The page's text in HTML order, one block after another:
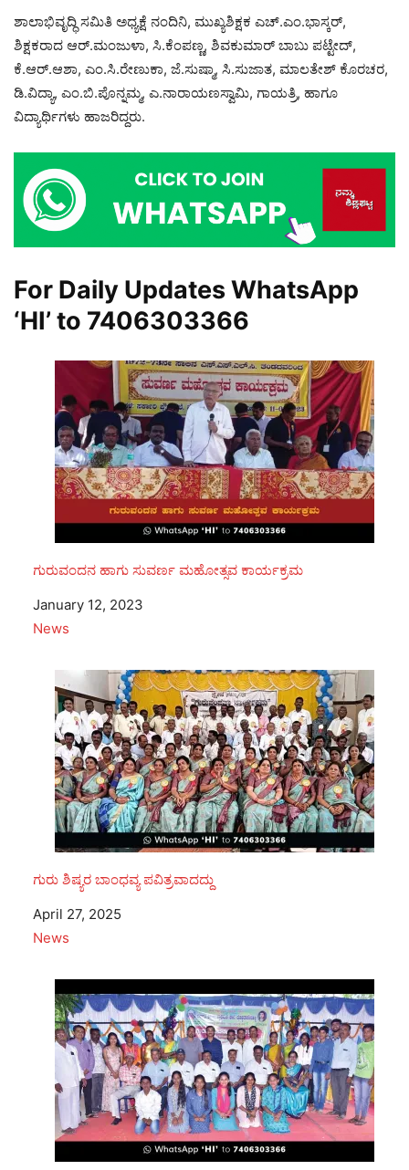
ಶಾಲಾಭಿವೃದ್ಧಿ ಸಮಿತಿ ಅಧ್ಯಕ್ಷೆ ನಂದಿನಿ, ಮುಖ್ಯಶಿಕ್ಷಕ ಎಚ್.ಎಂ.ಭಾಸ್ಕರ್,
ಶಿಕ್ಷಕರಾದ ಆರ್.ಮಂಜುಳಾ, ಸಿ.ಕೆಂಪಣ್ಣ, ಶಿವಕುಮಾರ್ ಬಾಬು ಪಟ್ಟೇದ್,
ಕೆ.ಆರ್.ಆಶಾ, ಎಂ.ಸಿ.ರೇಣುಕಾ, ಜೆ.ಸುಷ್ಮಾ, ಸಿ.ಸುಜಾತ, ಮಾಲತೇಶ್ ಕೊರಚರ,
ಡಿ.ವಿದ್ಯಾ, ಎಂ.ಬಿ.ಪೊನ್ನಮ್ಮ, ಎ.ನಾರಾಯಣಸ್ವಾಮಿ, ಗಾಯತ್ರಿ, ಹಾಗೂ
ವಿದ್ಯಾರ್ಥಿಗಳು ಹಾಜರಿದ್ದರು.
For Daily Updates WhatsApp
‘HI’ to 7406303366
ಗುರುವಂದನ ಹಾಗು ಸುವರ್ಣ ಮಹೋತ್ಸವ ಕಾರ್ಯಕ್ರಮ
Date
January 12, 2023
In relation to
News
ಗುರು ಶಿಷ್ಯರ ಬಾಂಧವ್ಯ ಪವಿತ್ರವಾದದ್ದು
Date
April 27, 2025
In relation to
News